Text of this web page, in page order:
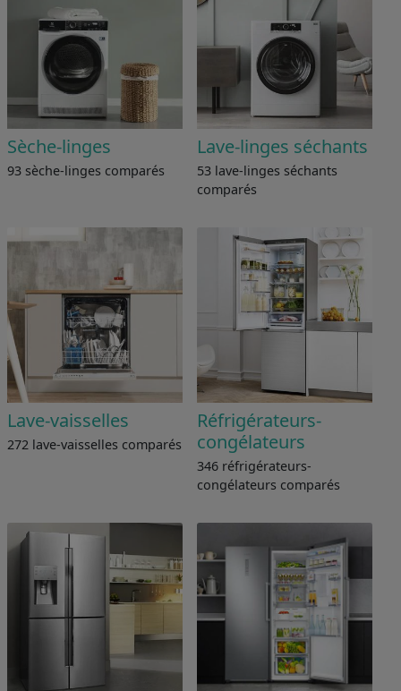
Sèche-linges
93 sèche-linges comparés
Lave-linges séchants
53 lave-linges séchants
comparés
Lave-vaisselles
272 lave-vaisselles comparés
Réfrigérateurs-
congélateurs
346 réfrigérateurs-
congélateurs comparés